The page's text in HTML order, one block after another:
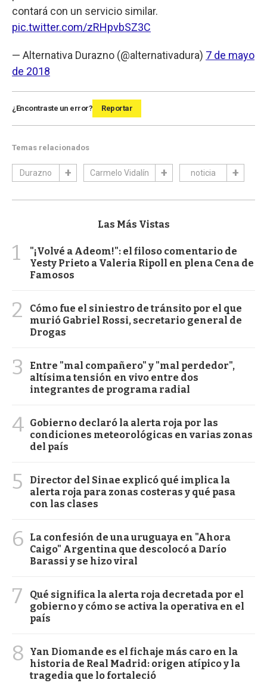
contará con un servicio similar.
pic.twitter.com/zRHpvbSZ3C
— Alternativa Durazno (@alternativadura) 7 de mayo
de 2018
¿Encontraste un error? Reportar
Temas relacionados
Durazno Carmelo Vidalín noticia
Las Más Vistas
1
"¡Volvé a Adeom!": el filoso comentario de
Yesty Prieto a Valeria Ripoll en plena Cena de
Famosos
2
Cómo fue el siniestro de tránsito por el que
murió Gabriel Rossi, secretario general de
Drogas
3
Entre "mal compañero" y "mal perdedor",
altísima tensión en vivo entre dos
integrantes de programa radial
4 Gobierno declaró la alerta roja por las
condiciones meteorológicas en varias zonas
del país
5
Director del Sinae explicó qué implica la
alerta roja para zonas costeras y qué pasa
con las clases
6
La confesión de una uruguaya en "Ahora
Caigo" Argentina que descolocó a Darío
Barassi y se hizo viral
7
Qué significa la alerta roja decretada por el
gobierno y cómo se activa la operativa en el
país
8
Yan Diomande es el fichaje más caro en la
historia de Real Madrid: origen atípico y la
tragedia que lo fortaleció